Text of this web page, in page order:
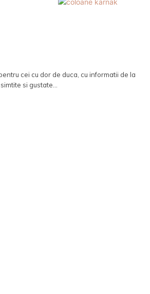
cei cu dor de duca, cu informatii de la
si gustate...